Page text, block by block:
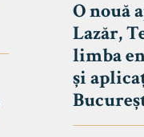
O nouă
Lazăr,
limba
și